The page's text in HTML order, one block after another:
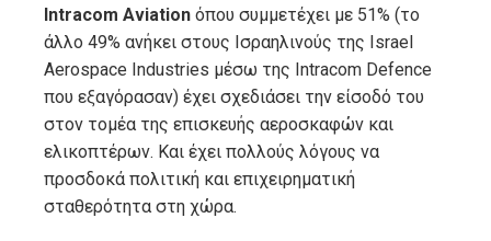
Intracom Aviation όπου συμμετέχει με 51% (το
άλλο 49% ανήκει στους Ισραηλινούς της Israel
Aerospace Industries μέσω της Intracom Defence
που εξαγόρασαν) έχει σχεδιάσει την είσοδό του
στον τομέα της επισκευής αεροσκαφών και
ελικοπτέρων. Και έχει πολλούς λόγους να
προσδοκά πολιτική και επιχειρηματική
σταθερότητα στη χώρα.